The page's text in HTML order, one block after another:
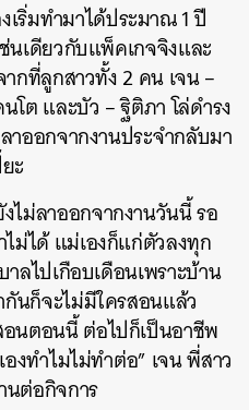
ริ่มทำมาได้ประมาณ 1 ปี
นเดียวกับแพ็คเกจจิงและ
กที่ลูกสาวทั้ง 2 คน เจน –
โต และบัว – ฐิติภา โล่ดำรง
ออกจากงานประจำกลับมา
ะ
ไม่ลาออกจากงานวันนี้ รอ
ม่ได้ แม่เองก็แก่ตัวลงทุก
ลไปเกือบเดือนเพราะบ้าน
นก็จะไม่มีใครสอนแล้ว
นตอนนี้ ต่อไปก็เป็นอาชีพ
งทำไมไม่ทำต่อ” เจน พี่สาว
นต่อกิจการ